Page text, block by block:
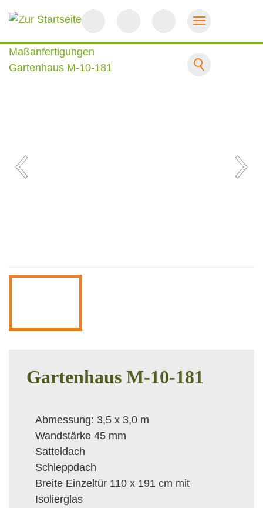
Maßanfertigungen
Gartenhaus M-10-181
Gartenhaus M-10-181
Abmessung: 3,5 x 3,0 m
Wandstärke 45 mm
Satteldach
Schleppdach
Breite Einzeltür 110 x 191 cm mit
Isolierglas